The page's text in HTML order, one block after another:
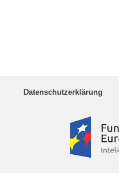
Datenschutzerklärung